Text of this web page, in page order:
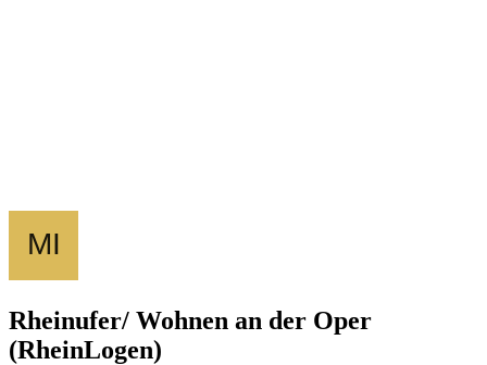
Rheinufer/ Wohnen an der Oper
(RheinLogen)